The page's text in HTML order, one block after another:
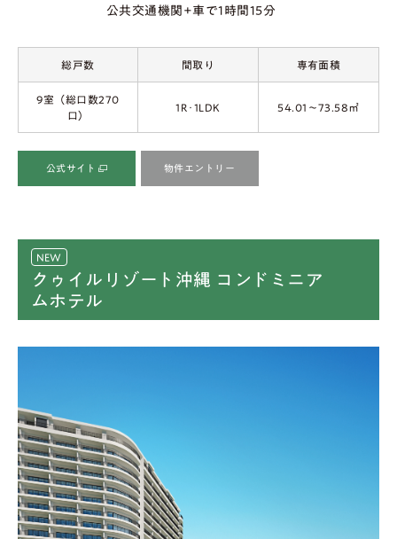
公共交通機関+車で1時間15分
総戸数 間取り 専有面積
9室（総口数270
口）
1R･1LDK 54.01～73.58㎡
公式サイト 物件エントリー
クゥイルリゾート沖縄 コンドミニア
ムホテル